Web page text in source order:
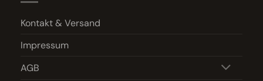
Kontakt & Versand
Impressum
AGB